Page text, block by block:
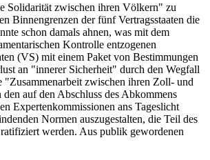
Solidarität zwischen ihren Völkern" zu
Binnengrenzen der fünf Vertragsstaaten die
schon damals ahnen, was mit dem
Kontrolle entzogenen
(VS) mit einem Paket von Bestimmungen
an "innerer Sicherheit" durch den Wegfall
zwischen ihren Zoll- und
auf den Abschluss des Abkommens
Expertenkommissionen ans Tageslicht
Normen auszugestalten, die Teil des
werden. Aus publik gewordenen